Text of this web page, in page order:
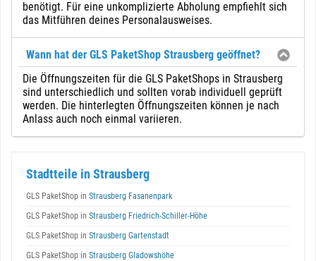
benötigt. Für eine unkomplizierte Abholung empfiehlt sich
das Mitführen deines Personalausweises.
Wann hat der GLS PaketShop Strausberg geöffnet?
Die Öffnungszeiten für die GLS PaketShops in Strausberg
sind unterschiedlich und sollten vorab individuell geprüft
werden. Die hinterlegten Öffnungszeiten können je nach
Anlass auch noch einmal variieren.
Stadtteile in Strausberg
GLS PaketShop in Strausberg Fasanenpark
GLS PaketShop in Strausberg Friedrich-Schiller-Höhe
GLS PaketShop in Strausberg Gartenstadt
GLS PaketShop in Strausberg Gladowshöhe